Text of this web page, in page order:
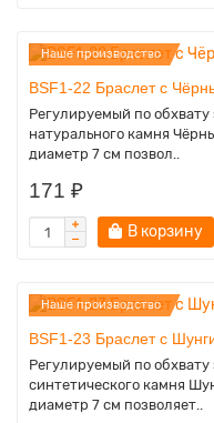
Наше производство
BSF1-22 Браслет с
Регулируемый по
натурального камня
диаметр 7 см позвол..
171 ₽
В корзину
Наше производство
BSF1-23 Браслет с
Регулируемый по
синтетического камня
диаметр 7 см позволяет..